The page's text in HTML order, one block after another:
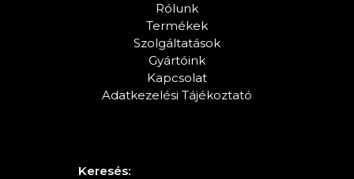
Rólunk
Termékek
Szolgáltatások
Gyártóink
Kapcsolat
Adatkezelési Tájékoztató
Keresés: